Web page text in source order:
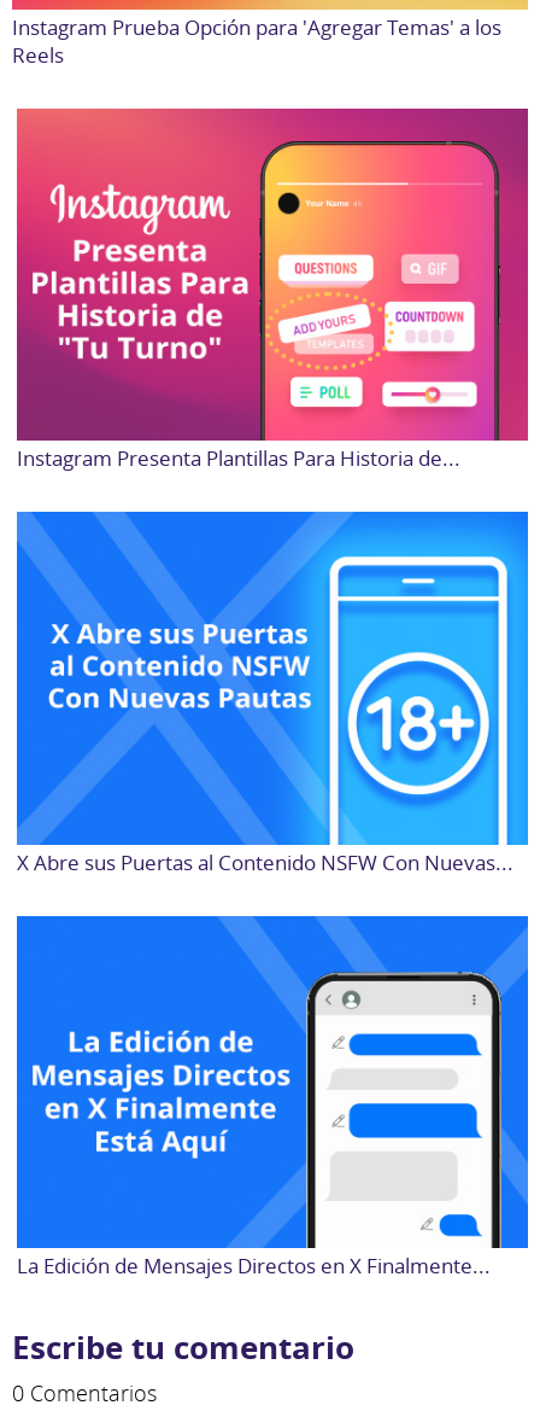
Instagram Prueba Opción para 'Agregar Temas' a los
Reels
Instagram Presenta Plantillas Para Historia de...
X Abre sus Puertas al Contenido NSFW Con Nuevas...
La Edición de Mensajes Directos en X Finalmente...
Escribe tu comentario
0 Comentarios